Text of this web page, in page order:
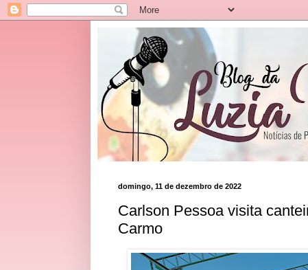
domingo, 11 de dezembro de 2022
Carlson Pessoa visita
Carmo